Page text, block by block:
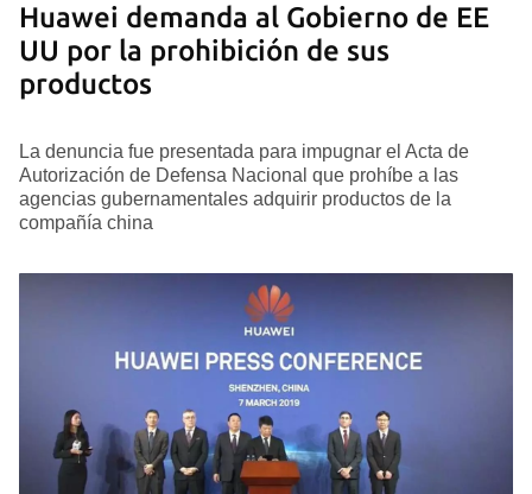
Huawei demanda al Gobierno de EE
UU por la prohibición de sus
productos
La denuncia fue presentada para impugnar el Acta de
Autorización de Defensa Nacional que prohíbe a las
agencias gubernamentales adquirir productos de la
compañía china